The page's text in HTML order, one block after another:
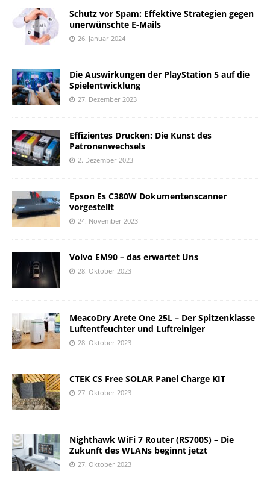
Schutz vor Spam: Effektive Strategien gegen
unerwünschte E-Mails
26. Januar 2024
Die Auswirkungen der PlayStation 5 auf die
Spielentwicklung
27. Dezember 2023
Effizientes Drucken: Die Kunst des
Patronenwechsels
2. Dezember 2023
Epson Es C380W Dokumentenscanner
vorgestellt
24. November 2023
Volvo EM90 – das erwartet Uns
28. Oktober 2023
MeacoDry Arete One 25L – Der Spitzenklasse
Luftentfeuchter und Luftreiniger
28. Oktober 2023
CTEK CS Free SOLAR Panel Charge KIT
27. Oktober 2023
Nighthawk WiFi 7 Router (RS700S) – Die
Zukunft des WLANs beginnt jetzt
27. Oktober 2023